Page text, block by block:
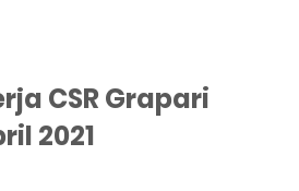
CSR Grapari
2021